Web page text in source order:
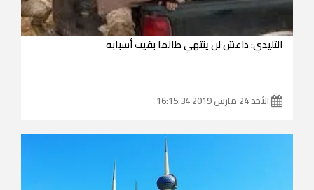
التليدي: داعش لن ينتهي طالما بقيت أسبابه
الأحد 24 مارس 2019 16:15:34